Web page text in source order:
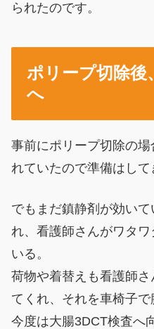
られたのです。
ポリープ切除後
へ
事前にポリープ切除の
れていたので準備はして
でもまだ鎮静剤が効い
れ、看護師さんがワタ
いる。
荷物や着替えも看護師
てくれ、それを車椅子で
今度は大腸3DCT検査へ